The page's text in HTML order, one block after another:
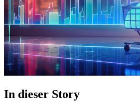
In dieser Story